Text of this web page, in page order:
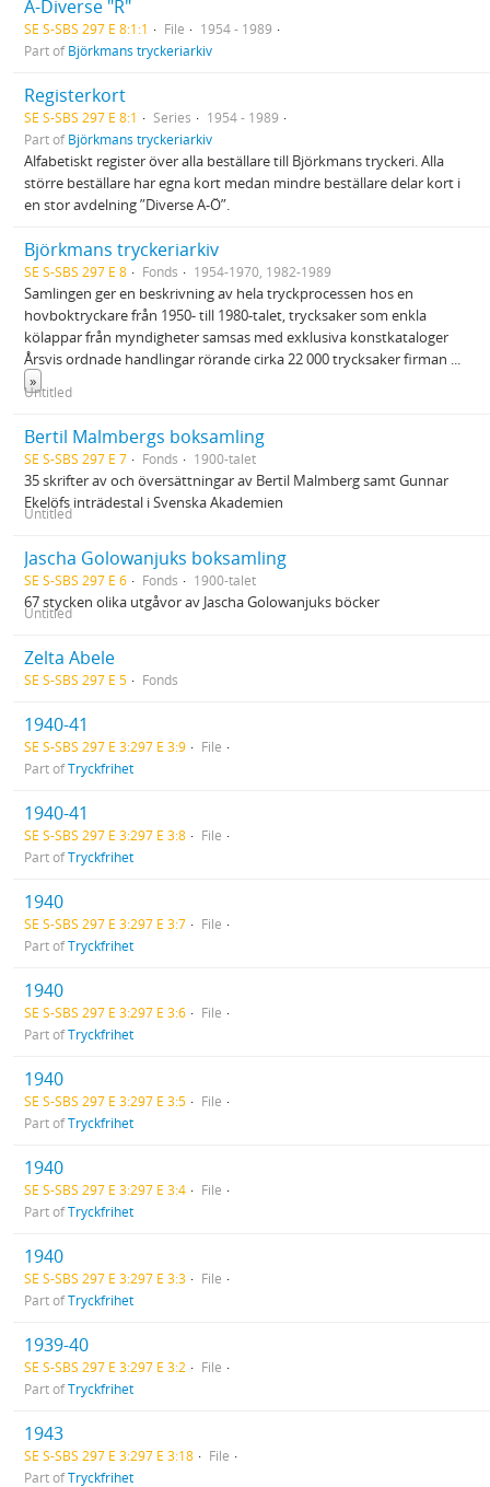
A-Diverse "R"
SE S-SBS 297 E 8:1:1 File
1954 - 1989
Part ofBjörkmans tryckeriarkiv
Registerkort
SE S-SBS 297 E 8:1 Series
1954 - 1989
Part ofBjörkmans tryckeriarkiv
Alfabetiskt register över alla beställare till Björkmans tryckeri. Alla
större beställare har egna kort medan mindre beställare delar kort i
en stor avdelning ”Diverse A-Ö”.
Björkmans tryckeriarkiv
SE S-SBS 297 E 8 Fonds 1954-1970, 1982-1989
Samlingen ger en beskrivning av hela tryckprocessen hos en
hovboktryckare från 1950- till 1980-talet, trycksaker som enkla
kölappar från myndigheter samsas med exklusiva konstkataloger
Årsvis ordnade handlingar rörande cirka 22 000 trycksaker firman ...
»
Untitled
Bertil Malmbergs boksamling
SE S-SBS 297 E 7 Fonds 1900-talet
35 skrifter av och översättningar av Bertil Malmberg samt Gunnar
Ekelöfs inträdestal i Svenska Akademien
Untitled
Jascha Golowanjuks boksamling
SE S-SBS 297 E 6 Fonds 1900-talet
67 stycken olika utgåvor av Jascha Golowanjuks böcker
Untitled
Zelta Abele
SE S-SBS 297 E 5 Fonds
1940-41
SE S-SBS 297 E 3:297 E 3:9
File
Part ofTryckfrihet
1940-41
SE S-SBS 297 E 3:297 E 3:8
File
Part ofTryckfrihet
1940
SE S-SBS 297 E 3:297 E 3:7
File
Part ofTryckfrihet
1940
SE S-SBS 297 E 3:297 E 3:6
File
Part ofTryckfrihet
1940
SE S-SBS 297 E 3:297 E 3:5
File
Part ofTryckfrihet
1940
SE S-SBS 297 E 3:297 E 3:4
File
Part ofTryckfrihet
1940
SE S-SBS 297 E 3:297 E 3:3
File
Part ofTryckfrihet
1939-40
SE S-SBS 297 E 3:297 E 3:2
File
Part ofTryckfrihet
1943
SE S-SBS 297 E 3:297 E 3:18
File
Part ofTryckfrihet